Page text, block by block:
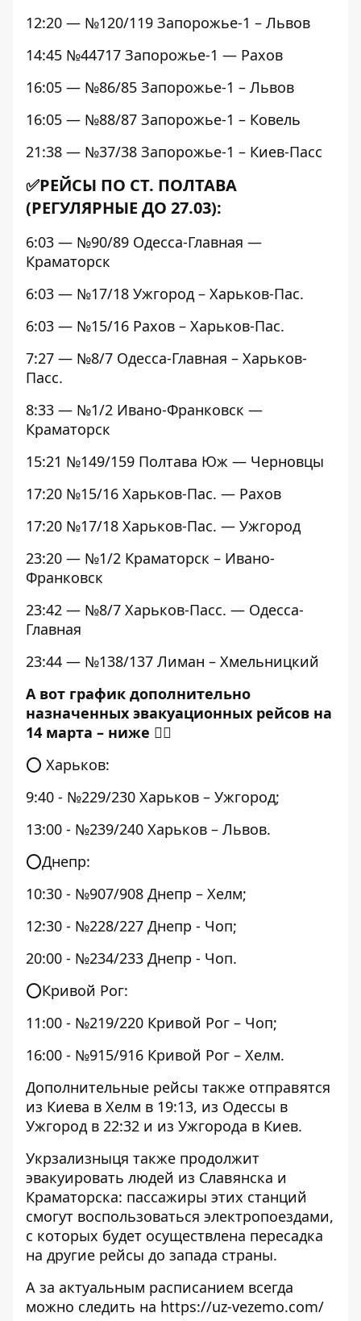
12:20 — №120/119 Запорожье-1 – Львов
14:45 №44717 Запорожье-1 — Рахов
16:05 — №86/85 Запорожье-1 – Львов
16:05 — №88/87 Запорожье-1 – Ковель
21:38 — №37/38 Запорожье-1 – Киев-Пасс
✅РЕЙСЫ ПО СТ. ПОЛТАВА
(РЕГУЛЯРНЫЕ ДО 27.03):
6:03 — №90/89 Одесса-Главная —
Краматорск
6:03 — №17/18 Ужгород – Харьков-Пас.
6:03 — №15/16 Рахов – Харьков-Пас.
7:27 — №8/7 Одесса-Главная – Харьков-
Пасс.
8:33 — №1/2 Ивано-Франковск —
Краматорск
15:21 №149/159 Полтава Юж — Черновцы
17:20 №15/16 Харьков-Пас. — Рахов
17:20 №17/18 Харьков-Пас. — Ужгород
23:20 — №1/2 Краматорск – Ивано-
Франковск
23:42 — №8/7 Харьков-Пасс. — Одесса-
Главная
23:44 — №138/137 Лиман – Хмельницкий
А вот график дополнительно
назначенных эвакуационных рейсов на
14 марта – ниже 👇🏻
⭕️ Харьков:
9:40 - №229/230 Харьков – Ужгород;
13:00 - №239/240 Харьков – Львов.
⭕️Днепр:
10:30 - №907/908 Днепр – Хелм;
12:30 - №228/227 Днепр - Чоп;
20:00 - №234/233 Днепр - Чоп.
⭕️Кривой Рог:
11:00 - №219/220 Кривой Рог – Чоп;
16:00 - №915/916 Кривой Рог – Хелм.
Дополнительные рейсы также отправятся
из Киева в Хелм в 19:13, из Одессы в
Ужгород в 22:32 и из Ужгорода в Киев.
Укрзализныця также продолжит
эвакуировать людей из Славянска и
Краматорска: пассажиры этих станций
смогут воспользоваться электропоездами,
с которых будет осуществлена ​​пересадка
на другие рейсы до запада страны.
А за актуальным расписанием всегда
можно следить на https://uz-vezemo.com/